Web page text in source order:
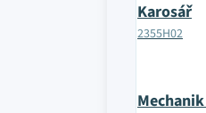
Karosář
2355H02